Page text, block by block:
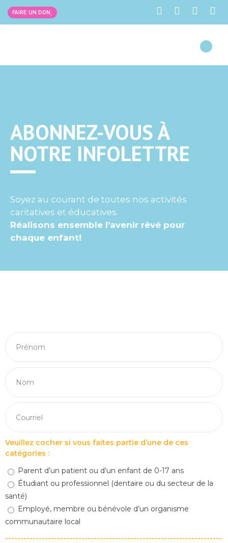
FAIRE UN DON
ABONNEZ-VOUS À
NOTRE INFOLETTRE
Soyez au courant de toutes nos activités
caritatives et éducatives.
Réalisons ensemble l’avenir rêvé pour
chaque enfant!
Veuillez cocher si vous faites partie d’une de ces
catégories :
Parent d’un patient ou d’un enfant de 0-17 ans
Étudiant ou professionnel (dentaire ou du secteur de la
santé)
Employé, membre ou bénévole d’un organisme
communautaire local
-----------------------------------------------------------------------